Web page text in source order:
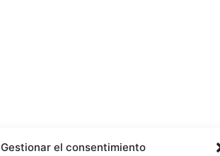
Gestionar el consentimiento